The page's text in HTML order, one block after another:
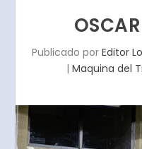
Publicado por Editor
| Maquina del